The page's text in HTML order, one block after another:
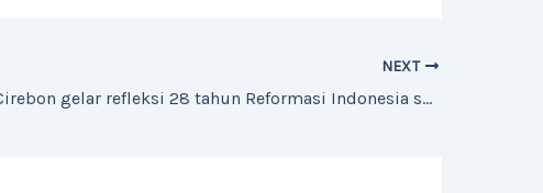
NEXT
ICMI Cirebon gelar refleksi 28 tahun Reformasi Indonesia sekaligus launching buku Jalan Terjal Menuju Indonesia Adil dan Makmur